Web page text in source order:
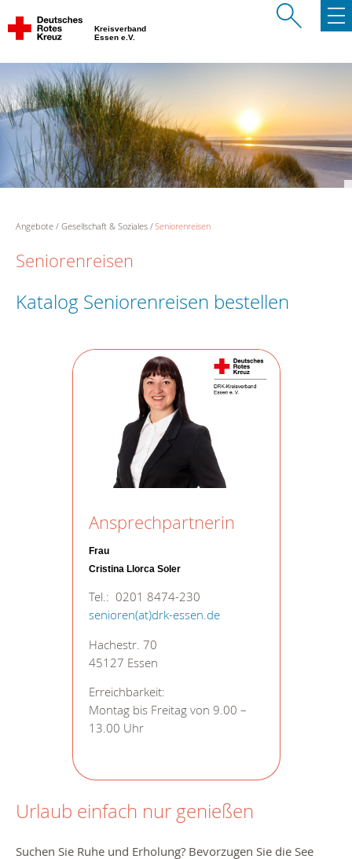
Kreisverband
Essen e.V.
Angebote Gesellschaft & Soziales Seniorenreisen
Seniorenreisen
Katalog Seniorenreisen bestellen
Ansprechpartnerin
Frau
Cristina Llorca Soler
Tel.: 0201 8474-230
senioren(at)drk-essen.de
Hachestr. 70
45127 Essen
Erreichbarkeit:
Montag bis Freitag von 9.00 –
13.00 Uhr
Urlaub einfach nur genießen
Suchen Sie Ruhe und Erholung? Bevorzugen Sie die See